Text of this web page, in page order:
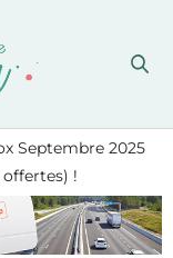
Septembre 2025
!